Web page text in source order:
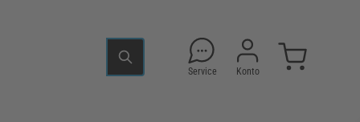
Service Konto